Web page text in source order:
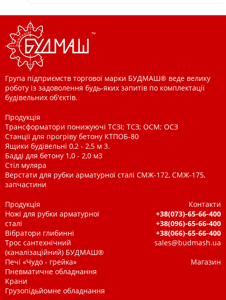
Група підприємств торгової марки БУДМАШ® веде велику
роботу із задоволення будь-яких запитів по комплектації
будівельних об'єктів.
Продукція
Трансформатори понижуючі ТСЗІ; ТСЗ; ОСМ; ОСЗ
Станції для прогріву бетону КТПОБ-80
Ящики будівельні 0,2 - 2,5 м 3.
Бадді для бетону 1,0 - 2,0 м3
Стіл муляра
Верстати для рубки арматурної сталі СМЖ-172, СМЖ-175,
запчастини
Продукція
Ножі для рубки арматурної
сталі
Вібратори глибинні
Трос сантехнічний
(каналізаційний) БУДМАШ®
Печі «Чудо - грейка»
Пневматичне обладнання
Крани
Грузопідьйомне обладнання
Контакти
+38(073)-65-66-400
+38(096)-65-66-400
+38(066)-65-66-400
sales@budmash.ua
Магазин